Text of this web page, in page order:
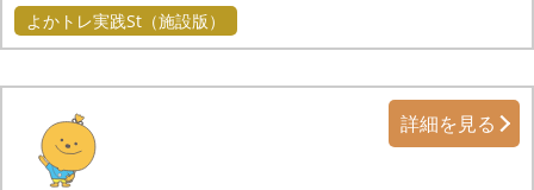
よかトレ実践St（施設版）
詳細を見る